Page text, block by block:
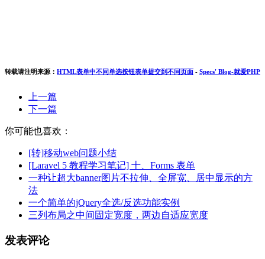
转载请注明来源： HTML表单中不同单选按钮表单提交到不同页面 - Specs' Blog-就爱PHP
上一篇
下一篇
你可能也喜欢：
[转]移动web问题小结
[Laravel 5 教程学习笔记] 十、Forms 表单
一种让超大banner图片不拉伸、全屏宽、居中显示的方
法
一个简单的jQuery全选/反选功能实例
三列布局之中间固定宽度，两边自适应宽度
发表评论